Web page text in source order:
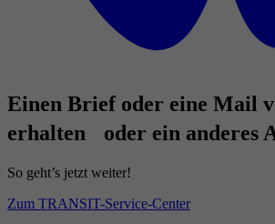
Einen Brief oder eine Mail
erhalten oder ein anderes
So geht’s jetzt weiter!
Zum TRANSIT-Service-Center